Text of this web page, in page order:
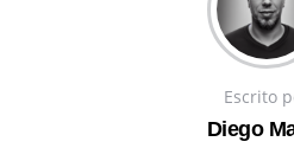
Escrito
Diego